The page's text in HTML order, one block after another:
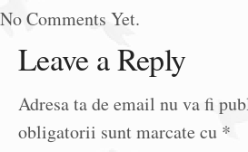
No Comments Yet.
Leave a Reply
Adresa ta de email nu va fi
obligatorii sunt marcate cu *